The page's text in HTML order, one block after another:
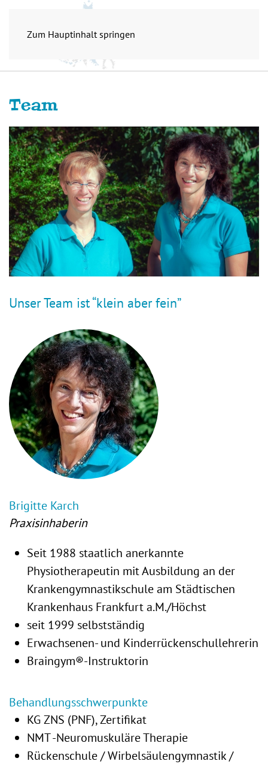
Zum Hauptinhalt springen
Team
Unser Team ist “klein aber fein”
Brigitte Karch
Praxisinhaberin
Seit 1988 staatlich anerkannte
Physiotherapeutin mit Ausbildung an der
Krankengymnastikschule am Städtischen
Krankenhaus Frankfurt a.M./Höchst
seit 1999 selbstständig
Erwachsenen- und Kinderrückenschullehrerin
Braingym®-Instruktorin
Behandlungsschwerpunkte
KG ZNS (PNF), Zertifikat
NMT -Neuromuskuläre Therapie
Rückenschule / Wirbelsäulengymnastik /